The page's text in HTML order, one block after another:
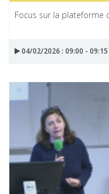
Focus sur la plateforme
04/02/2026 : 09:00 - 09:15